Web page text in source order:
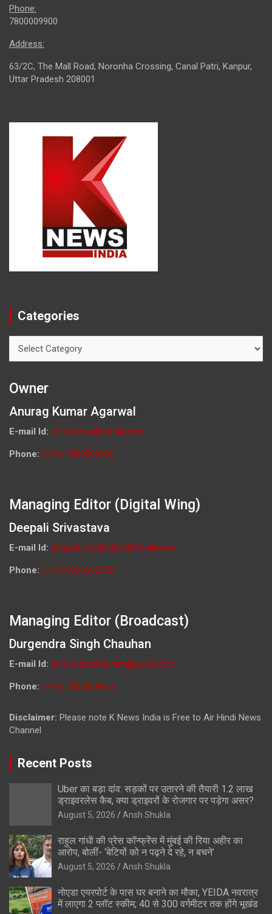
Phone:
7800009900
Address:
63/2C, The Mall Road, Noronha Crossing, Canal Patri, Kanpur,
Uttar Pradesh 208001
Categories
Owner
Anurag Kumar Agarwal
E-mail Id: ceo.knews@gmail.com
Phone: (+91) 7800009900
Managing Editor (Digital Wing)
Deepali Srivastava
E-mail Id: deepali_media@rediffmail.com
Phone: (+91) 9026692259
Managing Editor (Broadcast)
Durgendra Singh Chauhan
E-mail Id: durgendrachauhan@gmail.com
Phone: (+91) 7800009813
Disclaimer: Please note K News India is Free to Air Hindi News
Channel
Recent Posts
Uber का बड़ा दांव: सड़कों पर उतारने की तैयारी 1.2 लाख
ड्राइवरलेस कैब, क्या ड्राइवरों के रोजगार पर पड़ेगा असर?
August 5, 2026 Ansh Shukla
राहुल गांधी की प्रेस कॉन्फ्रेंस में मुंबई की रिया अहीर का
आरोप, बोलीं- ‘बेटियों को न पढ़ने दे रहे, न बचने’
August 5, 2026 Ansh Shukla
नोएडा एयरपोर्ट के पास घर बनाने का मौका, YEIDA नवरात्र
में लाएगा 2 प्लॉट स्कीम; 40 से 300 वर्गमीटर तक होंगे भूखंड